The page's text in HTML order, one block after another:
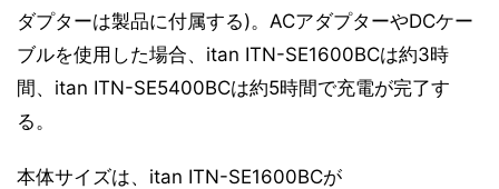
ダプターは製品に付属する)。ACアダプターやDCケー
ブルを使用した場合、itan ITN-SE1600BCは約3時
間、itan ITN-SE5400BCは約5時間で充電が完了す
る。
本体サイズは、itan ITN-SE1600BCが